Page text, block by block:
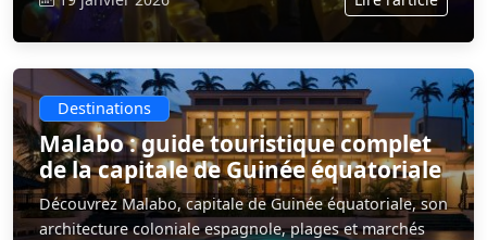
Destinations
Malabo : guide touristique complet
de la capitale de Guinée équatoriale
Découvrez Malabo, capitale de Guinée équatoriale, son
architecture coloniale espagnole, plages et marchés